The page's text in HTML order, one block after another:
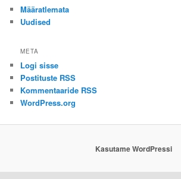
Määratlemata
Uudised
META
Logi sisse
Postituste RSS
Kommentaaride RSS
WordPress.org
Kasutame WordPressi